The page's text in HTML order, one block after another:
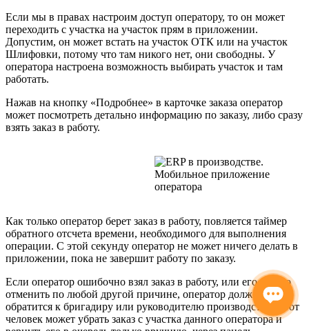
Если мы в правах настроим доступ оператору, то он может
переходить с участка на участок прям в приложении.
Допустим, он может встать на участок ОТК или на участок
Шлифовки, потому что там никого нет, они свободны. У
оператора настроена возможность выбирать участок и там
работать.
Нажав на кнопку «Подробнее» в карточке заказа оператор
может посмотреть детально информацию по заказу, либо сразу
взять заказ в работу.
Как только оператор берет заказ в работу, повляется таймер
обратного отсчета времени, необходимого для выполнения
операции. С этой секунду оператор не может ничего делать в
приложении, пока не завершит работу по заказу.
Если оператор ошибочно взял заказ в работу, или его нужно
отменить по любой другой причине, оператор должен
обратится к бригадиру или руководителю производства. Этот
человек может убрать заказ с участка данного оператора и